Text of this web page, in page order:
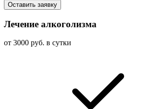
Оставить заявку
Лечение алкоголизма
от 3000 руб. в сутки